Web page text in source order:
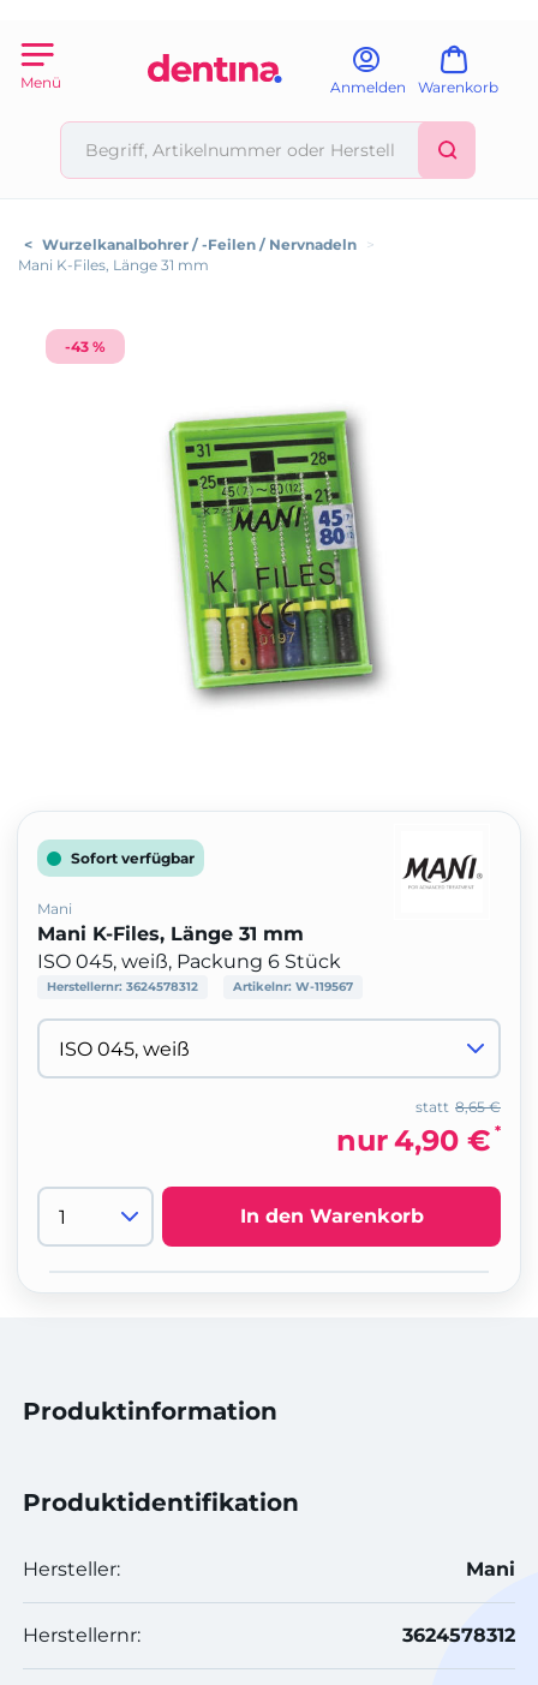
Menü Anmelden Warenkorb
< Wurzelkanalbohrer / -Feilen / Nervnadeln >
Mani K-Files, Länge 31 mm
-43 %
Sofort verfügbar
Mani
Mani K-Files, Länge 31 mm
ISO 045, weiß, Packung 6 Stück
Herstellernr: 3624578312 Artikelnr: W-119567
8,65 €
statt
nur4,90 € *
In den Warenkorb
Produktinformation
Produktidentifikation
Hersteller: Mani
Herstellernr: 3624578312